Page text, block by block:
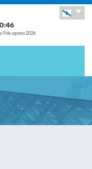
9 de agosto 2026